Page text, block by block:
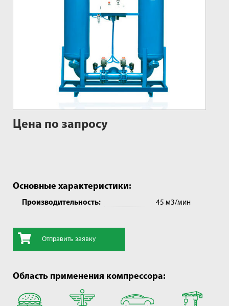
Цена по запросу
Основные характеристики:
Производительность: 45 м3/мин
Отправить заявку
Область применения компрессора: